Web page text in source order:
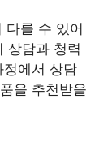
다를 수 있어
상담과 청력
에서 상담
을 추천받을